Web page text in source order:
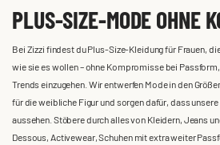
PLUS-SIZE-MODE OHNE
Bei Zizzi findest du Plus-Size-Kleidung für Frauen,
wie sie es wollen – ohne Kompromisse bei
Trends einzugehen. Wir entwerfen Mode in den
für die weibliche Figur und sorgen dafür, dass
aussehen. Stöbere durch alles von Kleidern, Jeans
Dessous, Activewear, Schuhen mit extra weiter